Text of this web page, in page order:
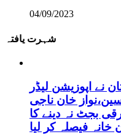
04/09/2023
شہرت یافتہ
نے اپوزیشن لیڈر
خان ناجی
بجٹ نہ دینے کا
خانہ فیصلہ کر لیا